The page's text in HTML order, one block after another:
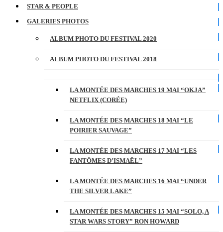
STAR & PEOPLE
GALERIES PHOTOS
ALBUM PHOTO DU FESTIVAL 2020
ALBUM PHOTO DU FESTIVAL 2018
LA MONTÉE DES MARCHES 19 MAI “OKJA”
NETFLIX (CORÉE)
LA MONTÉE DES MARCHES 18 MAI “LE
POIRIER SAUVAGE”
LA MONTÉE DES MARCHES 17 MAI “LES
FANTÔMES D’ISMAËL”
LA MONTÉE DES MARCHES 16 MAI “UNDER
THE SILVER LAKE”
LA MONTÉE DES MARCHES 15 MAI “SOLO, A
STAR WARS STORY” RON HOWARD